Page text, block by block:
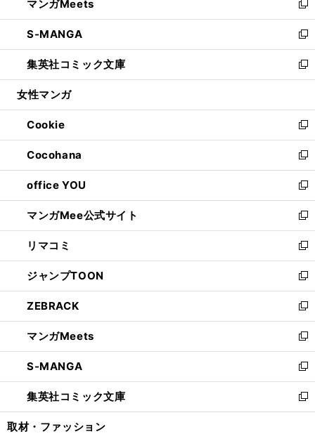
く
で
開
く
ド
ウ
で
開
く
ィ
ン
ド
ウ
で
開
い
ウ
ィ
ン
ド
ウ
開
く
マンガMeets
新
し
い
ウ
ィ
ン
ウ
で
開
く
S-MANGA
新
し
い
ウ
ン
ド
ウ
で
開
く
集英社コミック文庫
新
し
ウ
ィ
ン
ド
ウ
で
開
く
女性マンガ
Cookie
新
し
い
ウ
ィ
ン
ド
ウ
で
開
く
Cocohana
新
し
い
ウ
ィ
ン
ド
ウ
で
開
く
office YOU
新
し
い
ウ
ィ
ン
ド
ウ
で
開
く
マンガMee公式サイト
新
し
い
ウ
ィ
ン
ド
ウ
で
開
く
リマコミ
新
し
い
ウ
ィ
ン
ド
ウ
で
開
く
ジャンプTOON
新
し
い
ウ
ィ
ン
ド
ウ
で
開
ZEBRACK
新
し
い
ウ
ィ
ン
ド
ウ
マンガMeets
新
し
い
ウ
ィ
ン
S-MANGA
新
し
い
ウ
集英社コミック文庫
新
し
取材・ファッション